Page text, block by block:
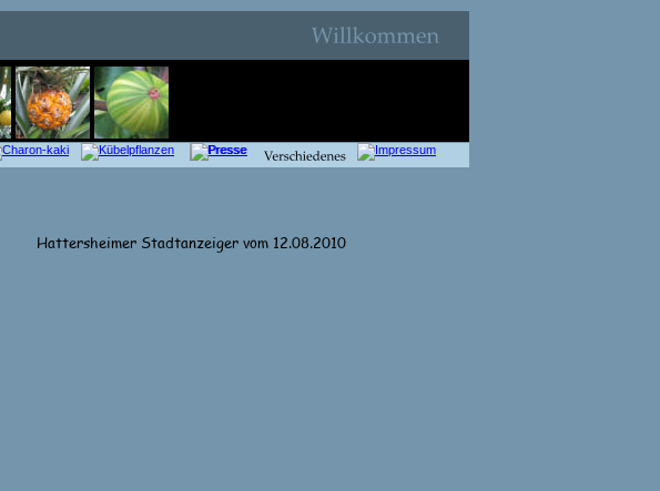
Hattersheimer Stadtanzeiger vom 12.08.2010